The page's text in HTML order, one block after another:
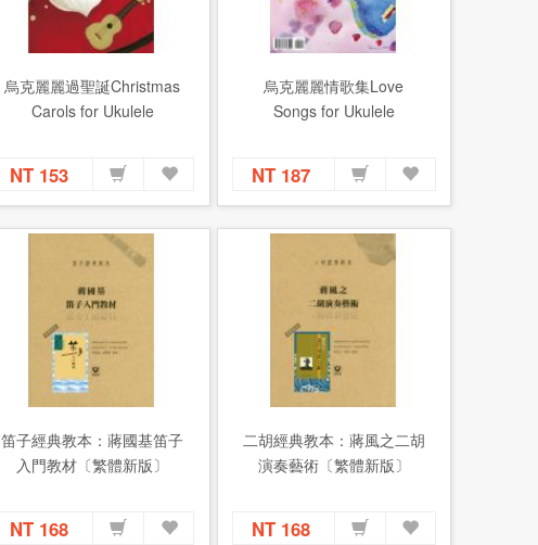
烏克麗麗過聖誕Christmas
Carols for Ukulele
NT 153
烏克麗麗情歌集Love
Songs for Ukulele
NT 187
笛子經典教本：蔣國基笛子
入門教材〔繁體新版〕
NT 168
二胡經典教本：蔣風之二胡
演奏藝術〔繁體新版〕
NT 168